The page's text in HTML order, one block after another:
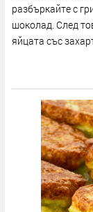
разбъркайте с
шоколад. След
яйцата със